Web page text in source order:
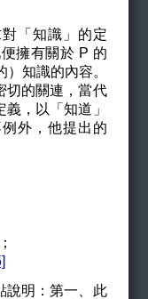
「知識」的定
擁有關於 P 的
知識的內容。
切的關連，當代
，以「知道」
外，他提出的
說明：第一、此